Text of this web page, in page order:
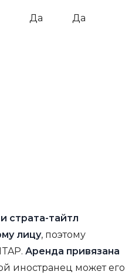
Да Да
страта-тайтл
лицу, поэтому
Аренда привязана
иностранец может его